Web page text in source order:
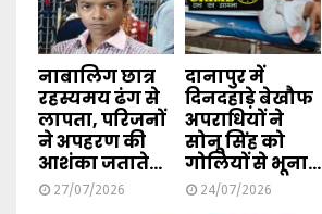
नाबालिग छात्र
रहस्यमय ढंग से
लापता, परिजनों
ने अपहरण की
आशंका जताते...
27/07/2026
दानापुर में
दिनदहाड़े बेखौफ
अपराधियों ने
सोनू सिंह को
गोलियों से भूना...
24/07/2026